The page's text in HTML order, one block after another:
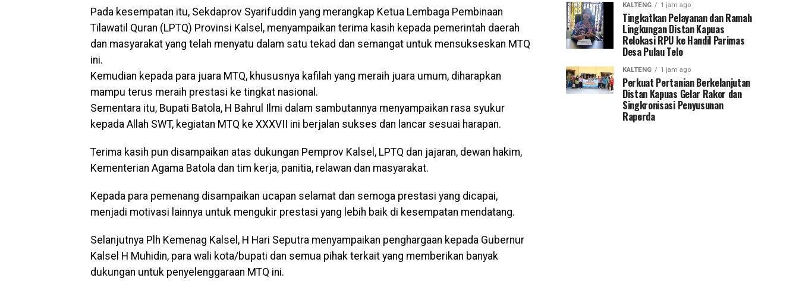
Pada kesempatan itu, Sekdaprov Syarifuddin yang merangkap Ketua Lembaga Pembinaan
Tilawatil Quran (LPTQ) Provinsi Kalsel, menyampaikan terima kasih kepada pemerintah daerah
dan masyarakat yang telah menyatu dalam satu tekad dan semangat untuk mensukseskan MTQ
ini.
Kemudian kepada para juara MTQ, khususnya kafilah yang meraih juara umum, diharapkan
mampu terus meraih prestasi ke tingkat nasional.
Sementara itu, Bupati Batola, H Bahrul Ilmi dalam sambutannya menyampaikan rasa syukur
kepada Allah SWT, kegiatan MTQ ke XXXVII ini berjalan sukses dan lancar sesuai harapan.
Terima kasih pun disampaikan atas dukungan Pemprov Kalsel, LPTQ dan jajaran, dewan hakim,
Kementerian Agama Batola dan tim kerja, panitia, relawan dan masyarakat.
Kepada para pemenang disampaikan ucapan selamat dan semoga prestasi yang dicapai,
menjadi motivasi lainnya untuk mengukir prestasi yang lebih baik di kesempatan mendatang.
Selanjutnya Plh Kemenag Kalsel, H Hari Seputra menyampaikan penghargaan kepada Gubernur
Kalsel H Muhidin, para wali kota/bupati dan semua pihak terkait yang memberikan banyak
dukungan untuk penyelenggaraan MTQ ini.
KALTENG 1 jam ago
Tingkatkan Pelayanan dan Ramah
Lingkungan Distan Kapuas
Relokasi RPU ke Handil Parimas
Desa Pulau Telo
KALTENG 1 jam ago
Perkuat Pertanian Berkelanjutan
Distan Kapuas Gelar Rakor dan
Singkronisasi Penyusunan
Raperda